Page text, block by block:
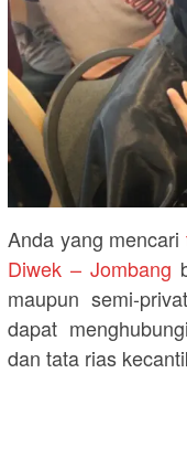
Anda yang mencari
Diwek – Jombang
maupun semi-
dapat
dan tata rias